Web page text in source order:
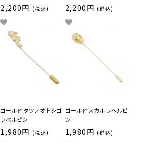
2,200円 (税込) 2,200円 (税込)
ゴールド タツノオトシゴ
ラペルピン
1,980円 (税込)
ゴールド スカル ラペルピ
ン
1,980円 (税込)